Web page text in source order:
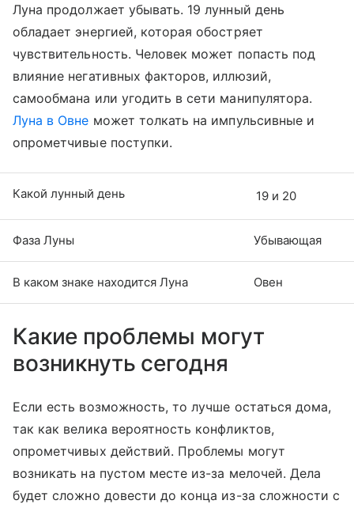
Луна продолжает убывать. 19 лунный день
обладает энергией, которая обостряет
чувствительность. Человек может попасть под
влияние негативных факторов, иллюзий,
самообмана или угодить в сети манипулятора.
Луна в Овне может толкать на импульсивные и
опрометчивые поступки.
Какой лунный день 19 и 20
Фаза Луны Убывающая
В каком знаке находится Луна Овен
Какие проблемы могут
возникнуть сегодня
Если есть возможность, то лучше остаться дома,
так как велика вероятность конфликтов,
опрометчивых действий. Проблемы могут
возникать на пустом месте из-за мелочей. Дела
будет сложно довести до конца из-за сложности с